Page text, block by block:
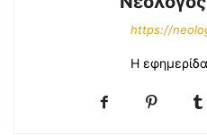
https://
Η